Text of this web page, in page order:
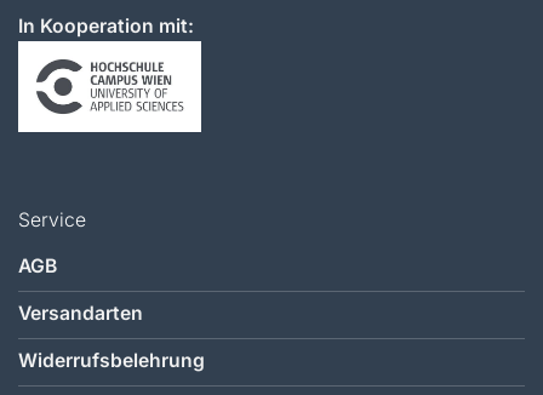
In Kooperation mit:
Service
AGB
Versandarten
Widerrufsbelehrung